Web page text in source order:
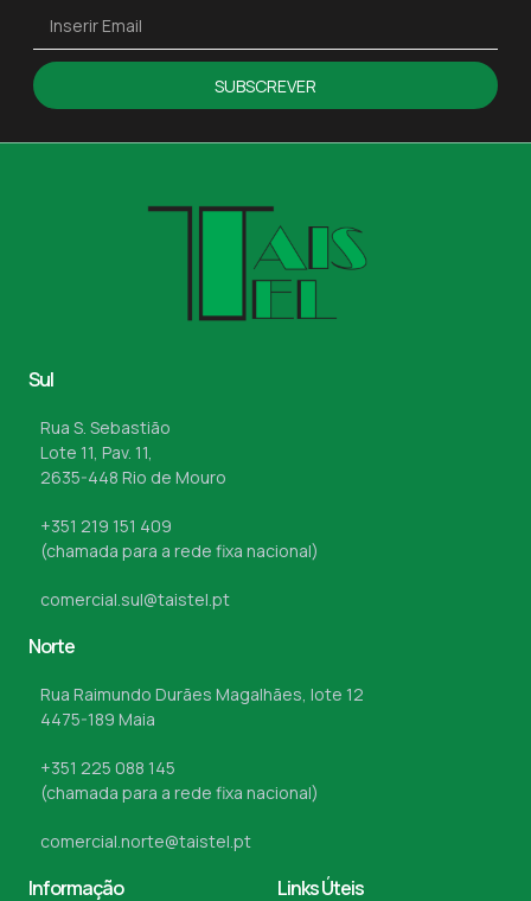
SUBSCREVER
Sul
Rua S. Sebastião
Lote 11, Pav. 11,
2635-448 Rio de Mouro
+351 219 151 409
(chamada para a rede fixa nacional)
comercial.sul@taistel.pt
Norte
Rua Raimundo Durães Magalhães, lote 12
4475-189 Maia
+351 225 088 145
(chamada para a rede fixa nacional)
comercial.norte@taistel.pt
Informação Links Úteis